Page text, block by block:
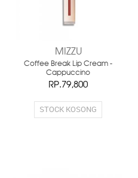
MIZZU
Coffee Break Lip Cream -
Cappuccino
RP.79,800
STOCK KOSONG